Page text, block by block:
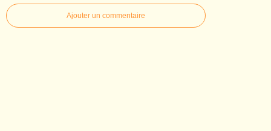
Ajouter un commentaire